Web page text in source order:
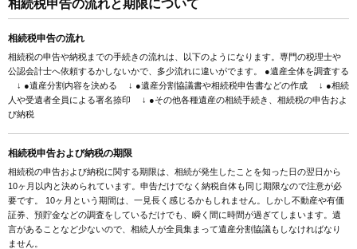
相続税申告の流れと期限について
相続税申告の流れ
相続税の申告や納税までの手続きの流れは、以下のようになります。専門の税理士や
公認会計士へ依頼するかしないかで、多少流れに違いがでます。 ●遺産全体を調査する
↓ ●遺産分割内容を決める ↓ ●遺産分割協議書や相続税申告書などの作成 ↓ ●相続
人や受遺者全員による署名捺印 ↓ ●その他各種遺産の相続手続き、相続税の申告およ
び納税
相続税申告および納税の期限
相続税の申告および納税に関する期限は、相続が発生したことを知った日の翌日から
10ヶ月以内と決められています。申告だけでなく納税自体も同じ期限なので注意が必
要です。 10ヶ月という期間は、一見長く感じるかもしれません。しかし不動産や有価
証券、預貯金などの調査をしているだけでも、瞬く間に時間が過ぎてしまいます。遺
言があることなど少ないので、相続人が全員集まって遺産分割協議もしなければなり
ません。